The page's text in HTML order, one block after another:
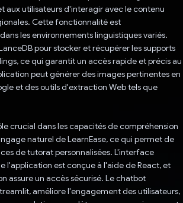
aux utilisateurs d'interagir avec le contenu
Cette fonctionnalité est
les environnements linguistiques variés.
pour stocker et récupérer les supports
ce qui garantit un accès rapide et précis au
peut générer des images pertinentes en
et des outils d'extraction Web tels que
crucial dans les capacités de compréhension
naturel de LearnEase, ce qui permet de
de tutorat personnalisées. L'interface
l'application est conçue à l'aide de React, et
assure un accès sécurisé. Le chatbot
améliore l'engagement des utilisateurs,